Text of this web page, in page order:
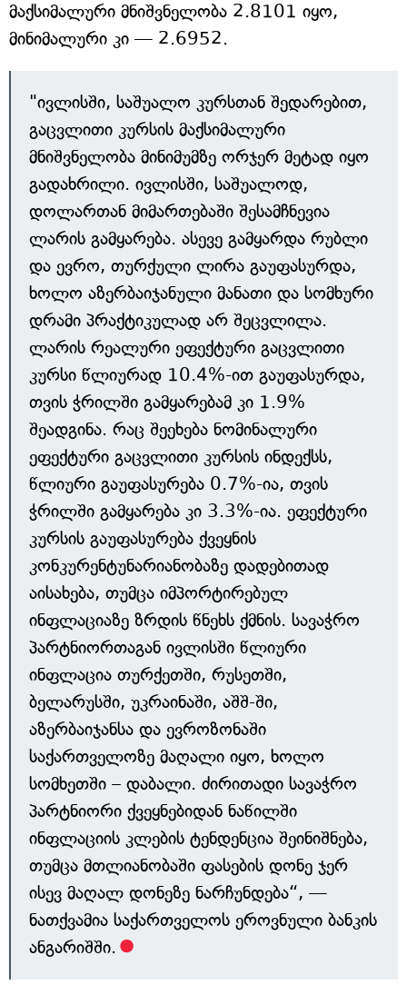
მაქსიმალური მნიშვნელობა 2.8101 იყო,
მინიმალური კი — 2.6952.
"ივლისში, საშუალო კურსთან შედარებით,
გაცვლითი კურსის მაქსიმალური
მნიშვნელობა მინიმუმზე ორჯერ მეტად იყო
გადახრილი. ივლისში, საშუალოდ,
დოლართან მიმართებაში შესამჩნევია
ლარის გამყარება. ასევე გამყარდა რუბლი
და ევრო, თურქული ლირა გაუფასურდა,
ხოლო აზერბაიჯანული მანათი და სომხური
დრამი პრაქტიკულად არ შეცვლილა.
ლარის რეალური ეფექტური გაცვლითი
კურსი წლიურად 10.4%-ით გაუფასურდა,
თვის ჭრილში გამყარებამ კი 1.9%
შეადგინა. რაც შეეხება ნომინალური
ეფექტური გაცვლითი კურსის ინდექსს,
წლიური გაუფასურება 0.7%-ია, თვის
ჭრილში გამყარება კი 3.3%-ია. ეფექტური
კურსის გაუფასურება ქვეყნის
კონკურენტუნარიანობაზე დადებითად
აისახება, თუმცა იმპორტირებულ
ინფლაციაზე ზრდის წნეხს ქმნის. სავაჭრო
პარტნიორთაგან ივლისში წლიური
ინფლაცია თურქეთში, რუსეთში,
ბელარუსში, უკრაინაში, აშშ-ში,
აზერბაიჯანსა და ევროზონაში
საქართველოზე მაღალი იყო, ხოლო
სომხეთში – დაბალი. ძირითადი სავაჭრო
პარტნიორი ქვეყნებიდან ნაწილში
ინფლაციის კლების ტენდენცია შეინიშნება,
თუმცა მთლიანობაში ფასების დონე ჯერ
ისევ მაღალ დონეზე ნარჩუნდება“, —
ნათქვამია საქართველოს ეროვნული ბანკის
ანგარიშში.